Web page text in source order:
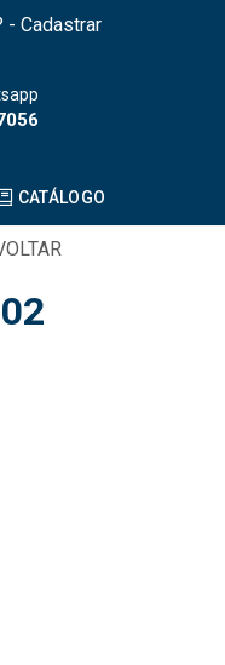
- Cadastrar
CATÁLOGO